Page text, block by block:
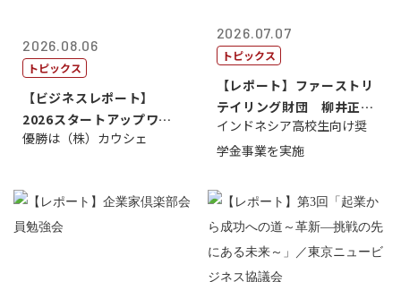
2026.08.06
トピックス
【ビジネスレポート】
2026スタートアップワー
ルドカップ東京
優勝は（株）カウシェ
2026.07.07
トピックス
【レポート】ファーストリ
テイリング財団 柳井正
理事長
インドネシア高校生向け奨
学金事業を実施